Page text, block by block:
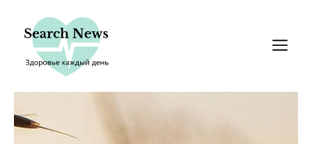
содержимому